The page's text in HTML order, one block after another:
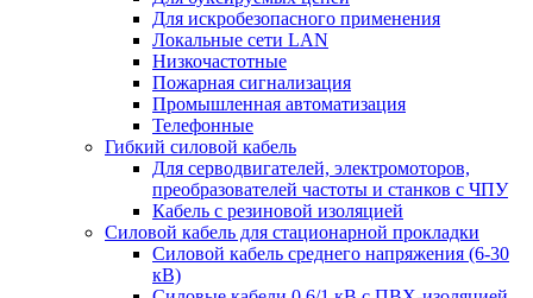
Для искробезопасного применения
Локальные сети LAN
Низкочастотные
Пожарная сигнализация
Промышленная автоматизация
Телефонные
Гибкий силовой кабель
Для серводвигателей, электромоторов,
преобразователей частоты и станков с ЧПУ
Кабель с резиновой изоляцией
Силовой кабель для стационарной прокладки
Силовой кабель среднего напряжения (6-30
кВ)